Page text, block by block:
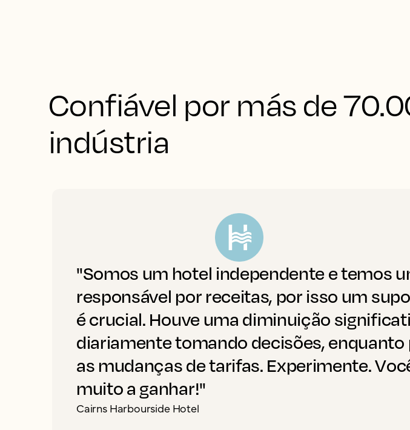
Confiável por más de
indústria
"Somos um hotel independente e temos
responsável por receitas, por isso um
é crucial. Houve uma diminuição
diariamente tomando decisões,
as mudanças de tarifas. Experimente.
muito a ganhar!"
Cairns Harbourside Hotel